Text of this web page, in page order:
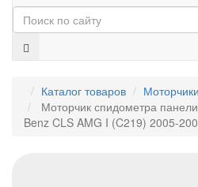
Каталог товаров
Моторчики
Моторчик спидометра
Benz CLS AMG I (C219) 2005-